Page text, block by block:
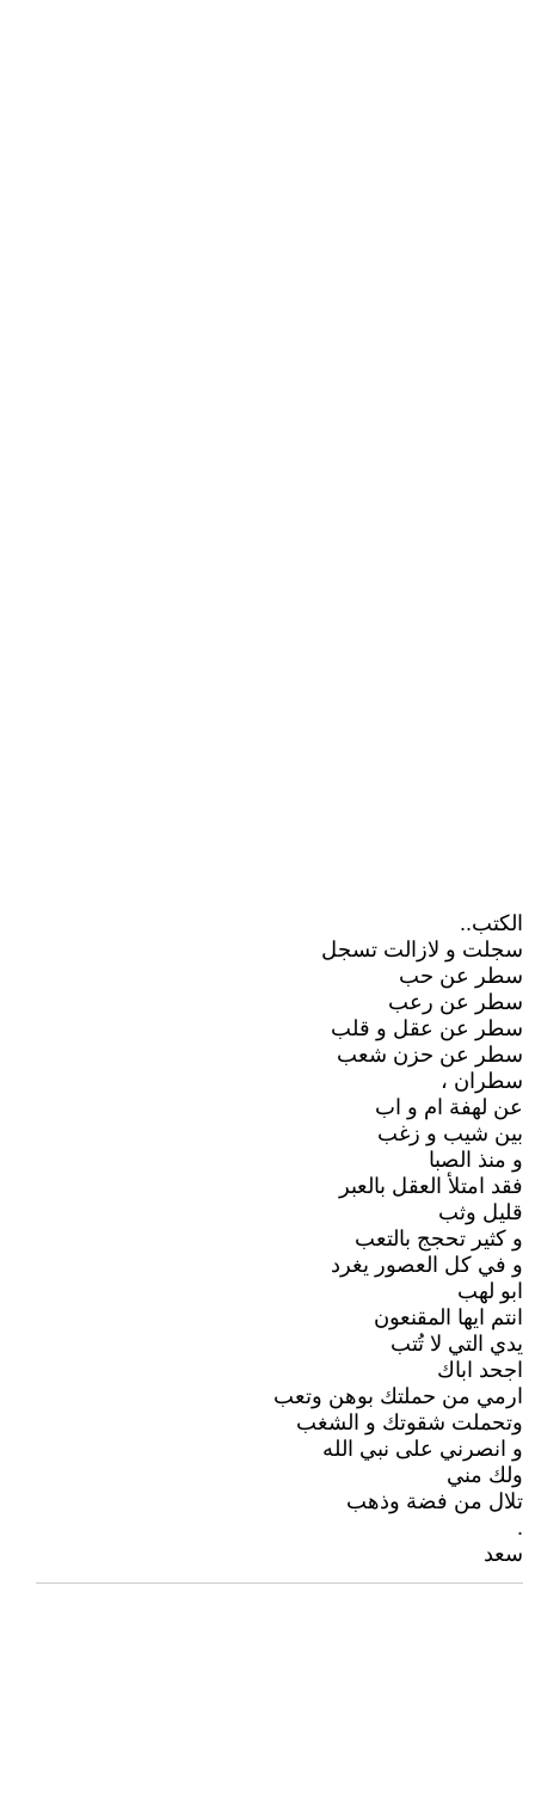
الكتب..
سجلت و لازالت تسجل
سطر عن حب
سطر عن رعب
سطر عن عقل و قلب
سطر عن حزن شعب
سطران ،
عن لهفة ام و اب
بين شيب و زغب
و منذ الصبا
فقد امتلأ العقل بالعبر
قليل وثب
و كثير تحجج بالتعب
و في كل العصور يغرد
ابو لهب
انتم ايها المقنعون
يدي التي لا تُتب
اجحد اباك
ارمي من حملتك بوهن وتعب
وتحملت شقوتك و الشغب
و انصرني على نبي الله
ولك مني
تلال من فضة وذهب
.
سعد